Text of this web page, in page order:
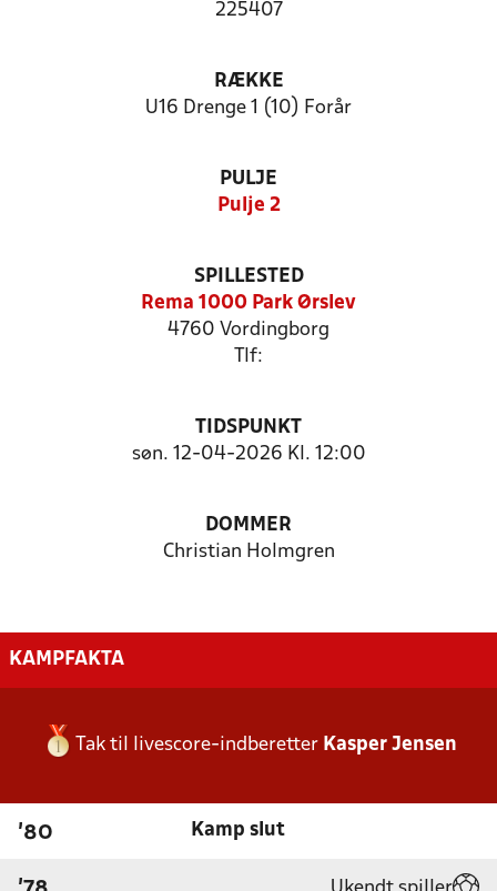
225407
RÆKKE
U16 Drenge 1 (10) Forår
PULJE
Pulje 2
SPILLESTED
Rema 1000 Park Ørslev
4760 Vordingborg
Tlf:
TIDSPUNKT
søn. 12-04-2026 Kl. 12:00
DOMMER
Christian Holmgren
KAMPFAKTA
Tak til livescore-indberetter Kasper Jensen
'80 Kamp slut